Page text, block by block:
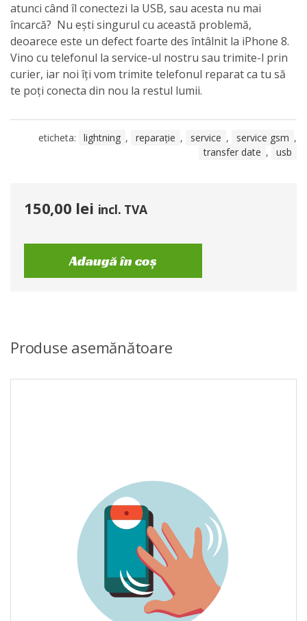
atunci când îl conectezi la USB, sau acesta nu mai
încarcă? Nu ești singurul cu această problemă,
deoarece este un defect foarte des întâlnit la iPhone 8.
Vino cu telefonul la service-ul nostru sau trimite-l prin
curier, iar noi îți vom trimite telefonul reparat ca tu să
te poți conecta din nou la restul lumii.
eticheta: lightning , reparație , service , service gsm ,
transfer date , usb
150,00 lei incl. TVA
Adaugă în coș
Produse asemănătoare